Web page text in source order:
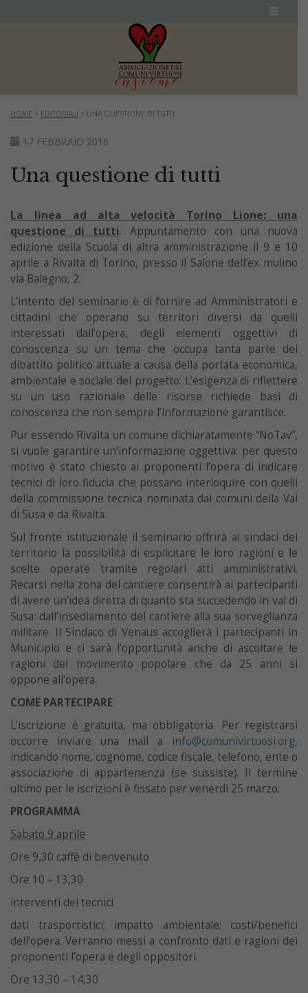
HOME > EDITORIALI > UNA QUESTIONE DI TUTTI
17 FEBBRAIO 2016
Una questione di tutti
La linea ad alta velocità Torino Lione: una
questione di tutti. Appuntamento con una nuova
edizione della Scuola di altra amministrazione il 9 e 10
aprile a Rivalta di Torino, presso il Salone dell’ex mulino
via Balegno, 2.
L’intento del seminario è di fornire ad Amministratori e
cittadini che operano su territori diversi da quelli
interessati dall’opera, degli elementi oggettivi di
conoscenza su un tema che occupa tanta parte del
dibattito politico attuale a causa della portata economica,
ambientale e sociale del progetto. L’esigenza di riflettere
su un uso razionale delle risorse richiede basi di
conoscenza che non sempre l’informazione garantisce.
Pur essendo Rivalta un comune dichiaratamente “NoTav”,
si vuole garantire un’informazione oggettiva: per questo
motivo è stato chiesto ai proponenti l’opera di indicare
tecnici di loro fiducia che possano interloquire con quelli
della commissione tecnica nominata dai comuni della Val
di Susa e da Rivalta.
Sul fronte istituzionale il seminario offrirà ai sindaci del
territorio la possibilità di esplicitare le loro ragioni e le
scelte operate tramite regolari atti amministrativi.
Recarsi nella zona del cantiere consentirà ai partecipanti
di avere un’idea diretta di quanto sta succedendo in val di
Susa: dall’insediamento del cantiere alla sua sorveglianza
militare. Il Sindaco di Venaus accoglierà i partecipanti in
Municipio e ci sarà l’opportunità anche di ascoltare le
ragioni del movimento popolare che da 25 anni si
oppone all’opera.
COME PARTECIPARE
L’iscrizione è gratuita, ma obbligatoria. Per registrarsi
occorre inviare una mail a info@comunivirtuosi.org,
indicando nome, cognome, codice fiscale, telefono, ente o
associazione di appartenenza (se sussiste). Il termine
ultimo per le iscrizioni è fissato per venerdì 25 marzo.
PROGRAMMA
Sabato 9 aprile
Ore 9,30 caffè di benvenuto
Ore 10 – 13,30
interventi dei tecnici
dati trasportistici; impatto ambientale; costi/benefici
dell’opera. Verranno messi a confronto dati e ragioni dei
proponenti l’opera e degli oppositori.
Ore 13,30 – 14,30